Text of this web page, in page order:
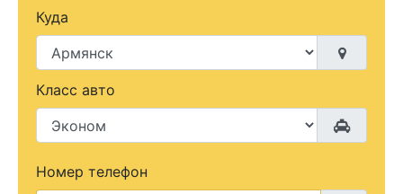
Куда
Класс авто
Номер телефон